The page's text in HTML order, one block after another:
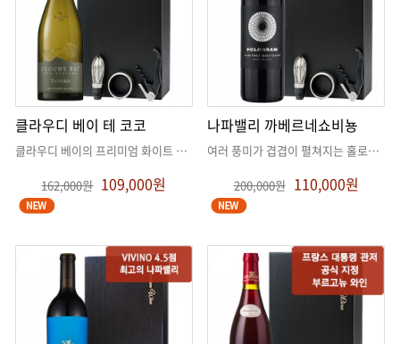
클라우디 베이 테 코코
클라우디 베이의 프리미엄 화이트 와인
162,000원 109,000원
나파밸리 까베르네쇼비뇽
여러 풍미가 겹겹이 펼쳐지는 홀로그램 같은 구조, 세련된 취향을 위한 나
200,000원 110,000원